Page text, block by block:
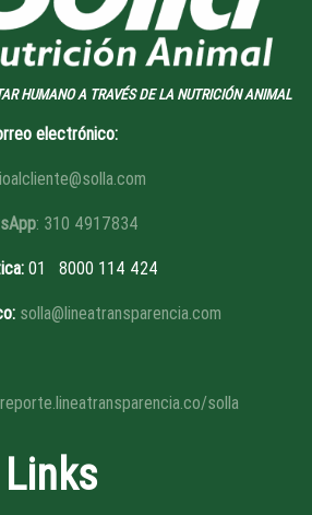
HUMANO A TRAVÉS DE LA NUTRICIÓN ANIMAL
electrónico:
: 310 4917834
:01 8000 114 424
solla@lineatransparencia.com
solla
Links